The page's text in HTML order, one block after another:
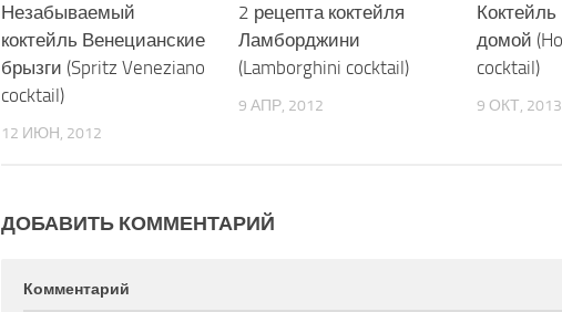
Незабываемый
коктейль Венецианские
брызги (Spritz Veneziano
cocktail)
12 ИЮН, 2012
2 рецепта коктейля
Ламборджини
(Lamborghini cocktail)
9 АПР, 2012
домой
cocktail)
9 ОКТ, 2013
ДОБАВИТЬ КОММЕНТАРИЙ
Комментарий